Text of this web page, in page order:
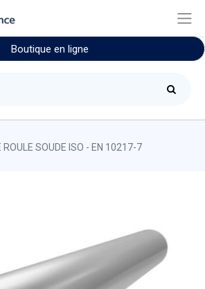
Boutique en ligne
ROULE SOUDE ISO - EN 10217-7